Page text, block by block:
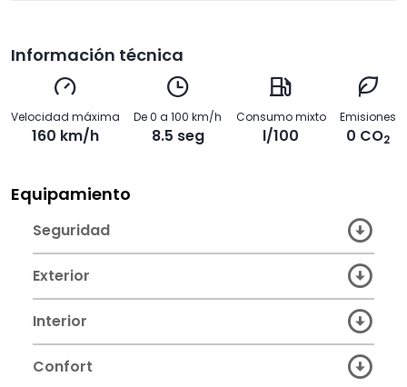
Información técnica
Velocidad máxima
160 km/h
De 0 a 100 km/h
8.5 seg
Consumo mixto
l/100
Emisiones
0 CO2
Equipamiento
Seguridad
Exterior
Interior
Confort